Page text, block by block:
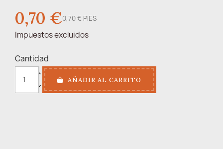
0,70 €0,70 € PIES
Impuestos excluidos
Cantidad
AÑADIR AL CARRITO